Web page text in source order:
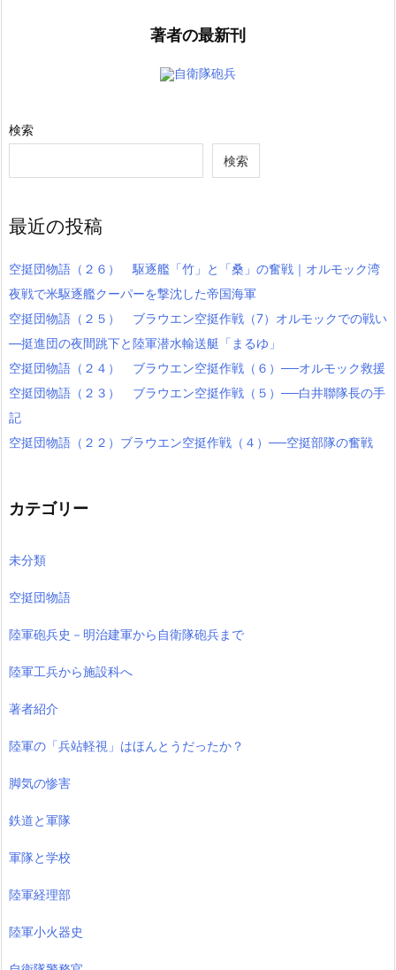
著者の最新刊
自衛隊砲兵
検索
検索
最近の投稿
空挺団物語（２６） 駆逐艦「竹」と「桑」の奮戦｜オルモック湾
夜戦で米駆逐艦クーパーを撃沈した帝国海軍
空挺団物語（２５） ブラウエン空挺作戦（7）オルモックでの戦い
―挺進団の夜間跳下と陸軍潜水輸送艇「まるゆ」
空挺団物語（２４） ブラウエン空挺作戦（６）──オルモック救援
空挺団物語（２３） ブラウエン空挺作戦（５）──白井聯隊長の手
記
空挺団物語（２２）ブラウエン空挺作戦（４）──空挺部隊の奮戦
カテゴリー
未分類
空挺団物語
陸軍砲兵史－明治建軍から自衛隊砲兵まで
陸軍工兵から施設科へ
著者紹介
陸軍の「兵站軽視」はほんとうだったか？
脚気の惨害
鉄道と軍隊
軍隊と学校
陸軍経理部
陸軍小火器史